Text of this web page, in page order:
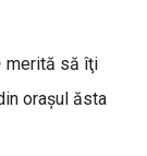
merită să îţi
oraşul ăsta